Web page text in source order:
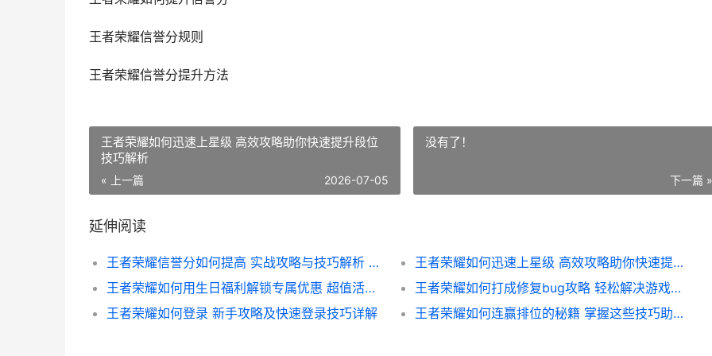
王者荣耀信誉分规则
王者荣耀信誉分提升方法
王者荣耀如何迅速上星级 高效攻略助你快速提升段位
技巧解析
« 上一篇 2026-07-05
没有了！
下一篇 »
延伸阅读
王者荣耀信誉分如何提高 实战攻略与技巧解析 助你轻松提升分数
王者荣耀如何迅速上星级 高效攻略助你快速提升段位技巧解析
王者荣耀如何用生日福利解锁专属优惠 超值活动攻略解析
王者荣耀如何打成修复bug攻略 轻松解决游戏卡顿与异常问题详解
王者荣耀如何登录 新手攻略及快速登录技巧详解
王者荣耀如何连赢排位的秘籍 掌握这些技巧助你轻松上分